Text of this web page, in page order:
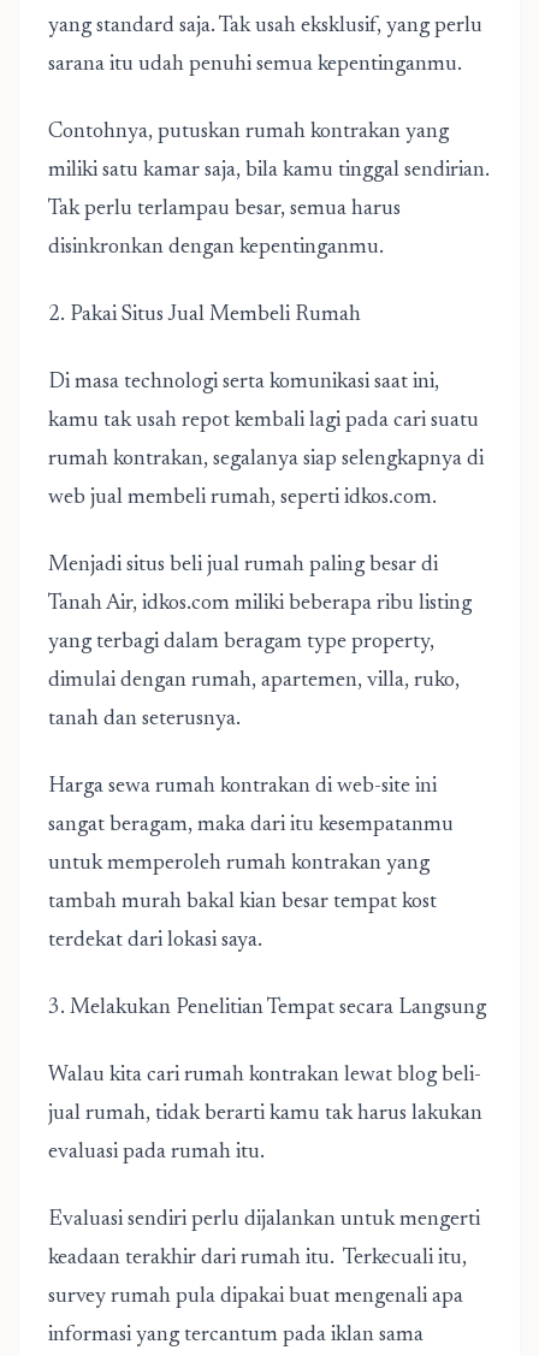
yang standard saja. Tak usah eksklusif, yang perlu
sarana itu udah penuhi semua kepentinganmu.
Contohnya, putuskan rumah kontrakan yang
miliki satu kamar saja, bila kamu tinggal sendirian.
Tak perlu terlampau besar, semua harus
disinkronkan dengan kepentinganmu.
2. Pakai Situs Jual Membeli Rumah
Di masa technologi serta komunikasi saat ini,
kamu tak usah repot kembali lagi pada cari suatu
rumah kontrakan, segalanya siap selengkapnya di
web jual membeli rumah, seperti idkos.com.
Menjadi situs beli jual rumah paling besar di
Tanah Air, idkos.com miliki beberapa ribu listing
yang terbagi dalam beragam type property,
dimulai dengan rumah, apartemen, villa, ruko,
tanah dan seterusnya.
Harga sewa rumah kontrakan di web-site ini
sangat beragam, maka dari itu kesempatanmu
untuk memperoleh rumah kontrakan yang
tambah murah bakal kian besar tempat kost
terdekat dari lokasi saya.
3. Melakukan Penelitian Tempat secara Langsung
Walau kita cari rumah kontrakan lewat blog beli-
jual rumah, tidak berarti kamu tak harus lakukan
evaluasi pada rumah itu.
Evaluasi sendiri perlu dijalankan untuk mengerti
keadaan terakhir dari rumah itu. Terkecuali itu,
survey rumah pula dipakai buat mengenali apa
informasi yang tercantum pada iklan sama